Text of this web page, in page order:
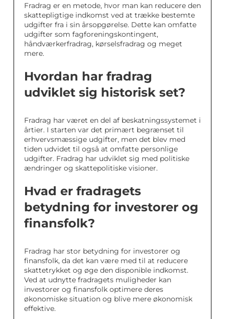
Fradrag er en metode, hvor man kan reducere den
skattepligtige indkomst ved at trække bestemte
udgifter fra i sin årsopgørelse. Dette kan omfatte
udgifter som fagforeningskontingent,
håndværkerfradrag, kørselsfradrag og meget
mere.
Hvordan har fradrag
udviklet sig historisk set?
Fradrag har været en del af beskatningssystemet i
årtier. I starten var det primært begrænset til
erhvervsmæssige udgifter, men det blev med
tiden udvidet til også at omfatte personlige
udgifter. Fradrag har udviklet sig med politiske
ændringer og skattepolitiske visioner.
Hvad er fradragets
betydning for investorer og
finansfolk?
Fradrag har stor betydning for investorer og
finansfolk, da det kan være med til at reducere
skattetrykket og øge den disponible indkomst.
Ved at udnytte fradragets muligheder kan
investorer og finansfolk optimere deres
økonomiske situation og blive mere økonomisk
effektive.